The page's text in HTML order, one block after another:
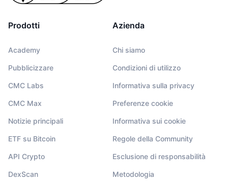
Prodotti
Academy
Pubblicizzare
CMC Labs
CMC Max
Notizie principali
ETF su Bitcoin
API Crypto
DexScan
Azienda
Chi siamo
Condizioni di utilizzo
Informativa sulla privacy
Preferenze cookie
Informativa sui cookie
Regole della Community
Esclusione di responsabilità
Metodologia